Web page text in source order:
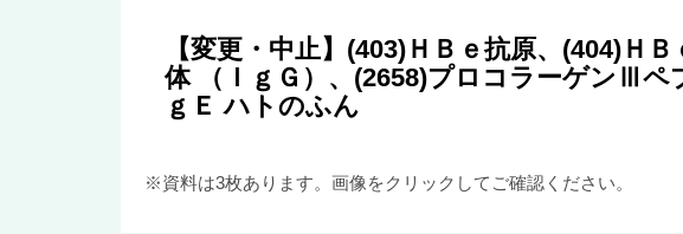
【変更・中止】(403)ＨＢｅ抗原、(404)Ｈ
体 （ＩｇＧ）、(2658)プロコラーゲンⅢペ
ｇＥ ハトのふん
※資料は3枚あります。画像をクリックしてご確認ください。